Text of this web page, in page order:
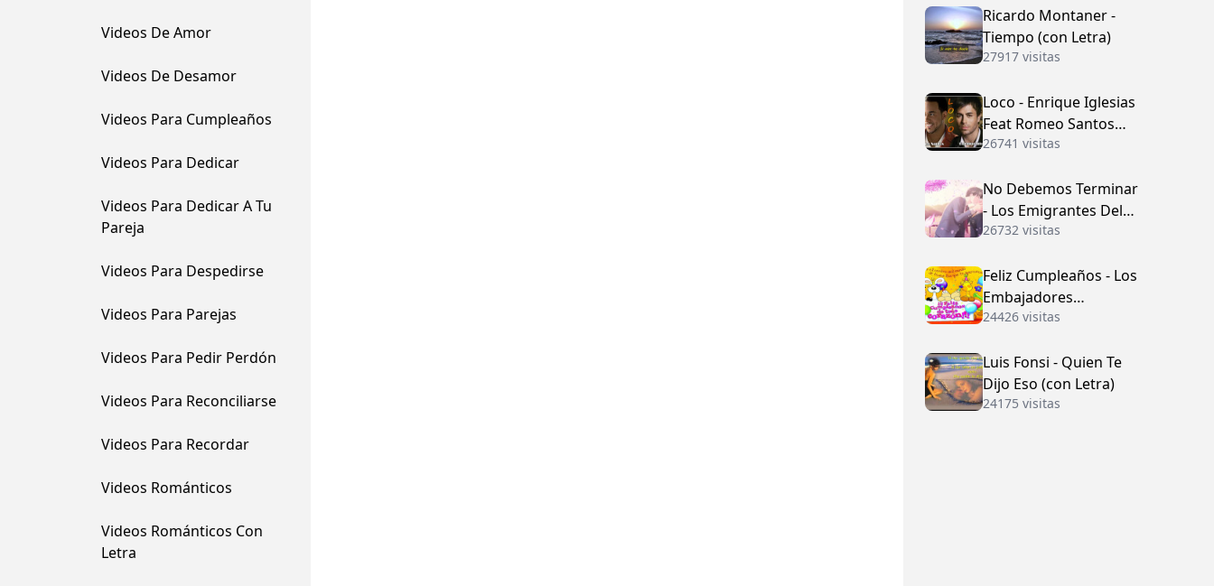
Videos De Amor
Videos De Desamor
Videos Para Cumpleaños
Videos Para Dedicar
Videos Para Dedicar A Tu
Pareja
Videos Para Despedirse
Videos Para Parejas
Videos Para Pedir Perdón
Videos Para Reconciliarse
Videos Para Recordar
Videos Románticos
Videos Románticos Con
Letra
Ricardo Montaner -
Tiempo (con Letra)
27917 visitas
Loco - Enrique Iglesias
Feat Romeo Santos
(con Letra)
26741 visitas
No Debemos Terminar
- Los Emigrantes Del
Vallenato
26732 visitas
Feliz Cumpleaños - Los
Embajadores
Vallenatos (con Letra)
24426 visitas
Luis Fonsi - Quien Te
Dijo Eso (con Letra)
24175 visitas